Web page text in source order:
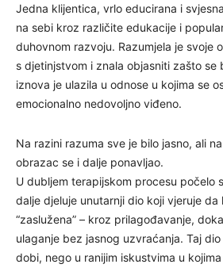
Jedna klijentica, vrlo educirana i
na sebi kroz različite edukacije i
duhovnom razvoju. Razumjela je svoje
s djetinjstvom i znala objasniti zašto se
iznova je ulazila u odnose u kojima se
emocionalno nedovoljno viđeno.
Na razini razuma sve je bilo jasno, ali
obrazac se i dalje ponavljao.
U dubljem terapijskom procesu počelo
dalje djeluje unutarnji dio koji vjeruje da
“zaslužena” – kroz prilagođavanje,
ulaganje bez jasnog uzvraćanja. Taj
dobi, nego u ranijim iskustvima u